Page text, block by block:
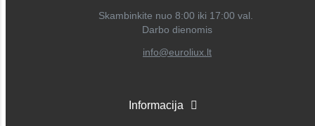
Skambinkite nuo 8:00 iki 17:00 val.
Darbo dienomis
info@euroliux.lt
Informacija